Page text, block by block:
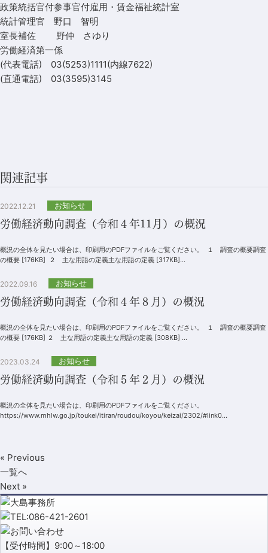
政策統括官付参事官付雇用・賃金福祉統計室
統計管理官 野口 智明
室長補佐 野仲 さゆり
労働経済第一係
(代表電話) 03(5253)1111(内線7622)
(直通電話) 03(3595)3145
関連記事
2022.12.21 お知らせ
労働経済動向調査（令和４年11月）の概況
概況の全体を見たい場合は、印刷用のPDFファイルをご覧ください。 １ 調査の概要調査
の概要 [176KB] ２ 主な用語の定義主な用語の定義 [317KB]...
2022.09.16 お知らせ
労働経済動向調査（令和４年８月）の概況
概況の全体を見たい場合は、印刷用のPDFファイルをご覧ください。 １ 調査の概要調査
の概要 [176KB] ２ 主な用語の定義主な用語の定義 [308KB] ...
2023.03.24 お知らせ
労働経済動向調査（令和５年２月）の概況
概況の全体を見たい場合は、印刷用のPDFファイルをご覧ください。
https://www.mhlw.go.jp/toukei/itiran/roudou/koyou/keizai/2302/#link0...
« Previous
一覧へ
Next »
【受付時間】9:00～18:00